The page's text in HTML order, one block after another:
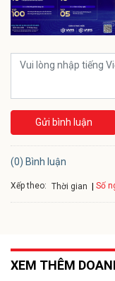
Gửi bình luận
(0) Bình luận
Xếp theo: Thời gian Số
XEM THÊM